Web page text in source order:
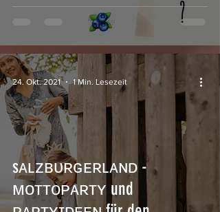
sᴀʟᴢʙᴜʀɢᴇʀʟᴀɴᴅ -
ᴍᴏᴛᴛᴏᴘᴀʀᴛʏ und
24. Okt. 2021 1 Min. Lesezeit